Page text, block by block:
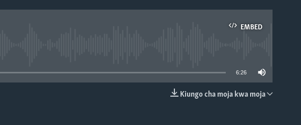
EMBED
EMBED
6:26
Kiungo cha moja kwa moja